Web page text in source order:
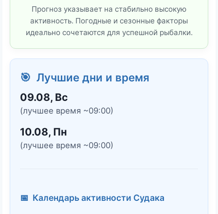
Прогноз указывает на стабильно высокую
активность. Погодные и сезонные факторы
идеально сочетаются для успешной рыбалки.
🎯 Лучшие дни и время
09.08, Вс
(лучшее время ~09:00)
10.08, Пн
(лучшее время ~09:00)
📅 Календарь активности Судака